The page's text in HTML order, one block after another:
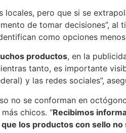
pero que si se
de tomar decisiones”, al
como opciones menos
productos, en la
tanto, es importante
y las redes sociales”,
no se conforman en
chicos. “Recibimos
los productos con sello